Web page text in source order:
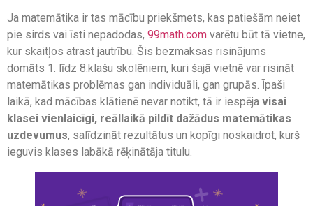
Ja matemātika ir tas mācību priekšmets, kas patiešām neiet
pie sirds vai īsti nepadodas, 99math.com varētu būt tā vietne,
kur skaitļos atrast jautrību. Šis bezmaksas risinājums
domāts 1. līdz 8.klašu skolēniem, kuri šajā vietnē var risināt
matemātikas problēmas gan individuāli, gan grupās. Īpaši
laikā, kad mācības klātienē nevar notikt, tā ir iespēja visai
klasei vienlaicīgi, reāllaikā pildīt dažādus matemātikas
uzdevumus, salīdzināt rezultātus un kopīgi noskaidrot, kurš
ieguvis klases labākā rēķinātāja titulu.